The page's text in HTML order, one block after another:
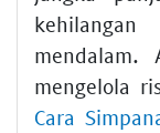
mendalam.
mengelola
Cara